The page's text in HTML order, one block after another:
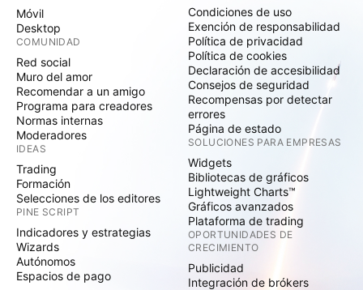
Móvil
Desktop
COMUNIDAD
Red social
Muro del amor
Recomendar a un amigo
Programa para creadores
Normas internas
Moderadores
IDEAS
Trading
Formación
Selecciones de los editores
PINE SCRIPT
Indicadores y estrategias
Wizards
Autónomos
Espacios de pago
Condiciones de uso
Exención de responsabilidad
Política de privacidad
Política de cookies
Declaración de accesibilidad
Consejos de seguridad
Recompensas por detectar
errores
Página de estado
SOLUCIONES PARA EMPRESAS
Widgets
Bibliotecas de gráficos
Lightweight Charts™
Gráficos avanzados
Plataforma de trading
OPORTUNIDADES DE
CRECIMIENTO
Publicidad
Integración de brókers